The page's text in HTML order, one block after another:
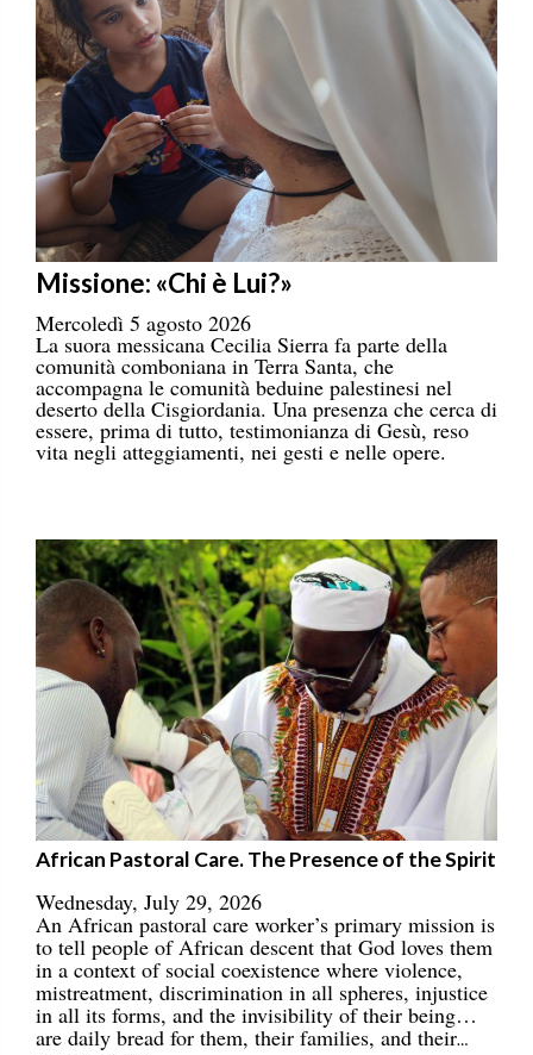
Missione: «Chi è Lui?»
Mercoledì 5 agosto 2026
La suora messicana Cecilia Sierra fa parte della
comunità comboniana in Terra Santa, che
accompagna le comunità beduine palestinesi nel
deserto della Cisgiordania. Una presenza che cerca di
essere, prima di tutto, testimonianza di Gesù, reso
vita negli atteggiamenti, nei gesti e nelle opere.
African Pastoral Care. The Presence of the Spirit
Wednesday, July 29, 2026
An African pastoral care worker’s primary mission is
to tell people of African descent that God loves them
in a context of social coexistence where violence,
mistreatment, discrimination in all spheres, injustice
in all its forms, and the invisibility of their being…
are daily bread for them, their families, and their